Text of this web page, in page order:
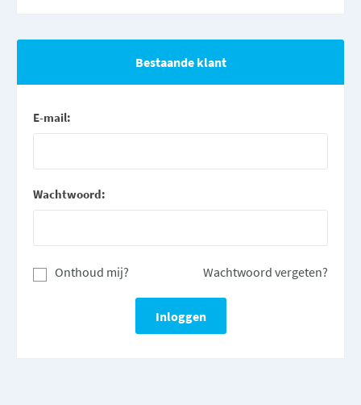
Bestaande klant
E-mail:
Wachtwoord:
Wachtwoord vergeten?
Onthoud mij?